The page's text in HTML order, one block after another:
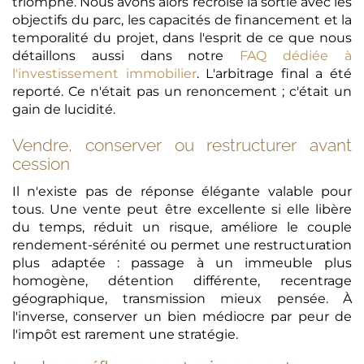
objectifs du parc, les capacités de financement et la
temporalité du projet, dans l'esprit de ce que nous
détaillons aussi dans notre FAQ dédiée à
l'investissement immobilier. L'arbitrage final a été
reporté. Ce n'était pas un renoncement ; c'était un
gain de lucidité.
Vendre, conserver ou restructurer avant
cession
Il n'existe pas de réponse élégante valable pour
tous. Une vente peut être excellente si elle libère
du temps, réduit un risque, améliore le couple
rendement-sérénité ou permet une restructuration
plus adaptée : passage à un immeuble plus
homogène, détention différente, recentrage
géographique, transmission mieux pensée. À
l'inverse, conserver un bien médiocre par peur de
l'impôt est rarement une stratégie.